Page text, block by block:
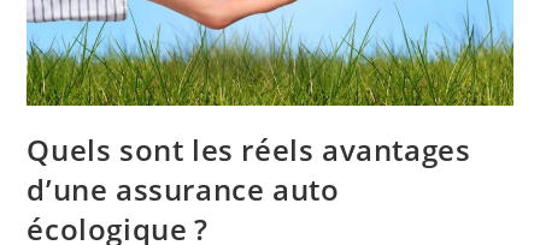
Quels sont les réels avantages
d’une assurance auto
écologique ?